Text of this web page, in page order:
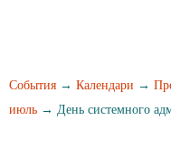
События → Календари →
июль → День системного